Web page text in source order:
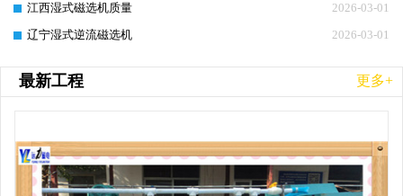
2026-03-01
江西湿式磁选机质量
2026-03-01
辽宁湿式逆流磁选机
最新工程 更多+